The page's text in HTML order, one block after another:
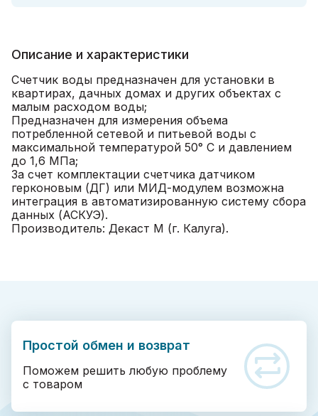
Описание и характеристики
Счетчик воды предназначен для установки в
квартирах, дачных домах и других объектах с
малым расходом воды;
Предназначен для измерения объема
потребленной сетевой и питьевой воды с
максимальной температурой 50° C и давлением
до 1,6 МПа;
За счет комплектации счетчика датчиком
герконовым (ДГ) или МИД-модулем возможна
интеграция в автоматизированную систему сбора
данных (АСКУЭ).
Производитель: Декаст М (г. Калуга).
Простой обмен и возврат
Поможем решить любую проблему
с товаром